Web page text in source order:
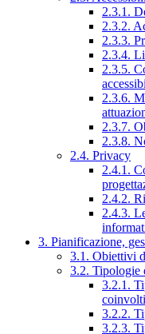
2.3.1.
2.3.2.
2.3.3.
2.3.4.
2.3.5.
2.3.6.
2.3.7.
2.3.8.
2.4. Privacy
2.4.1.
2.4.2.
2.4.3.
3. Pianificazione,
3.1. Obiettivi
3.2. Tipologie
3.2.1.
3.2.2.
3.2.3.